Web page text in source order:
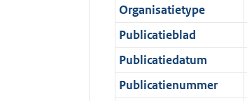
Organisatietype
Publicatieblad
Publicatiedatum
Publicatienummer